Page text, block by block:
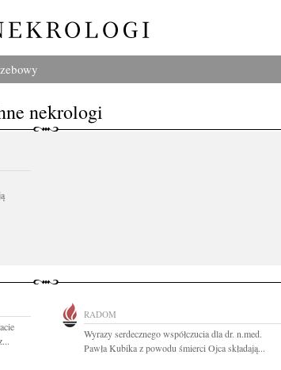
nekrologi
RADOM
Wyrazy serdecznego współczucia dla dr. n.med.
Pawła Kubika z powodu śmierci Ojca składają...